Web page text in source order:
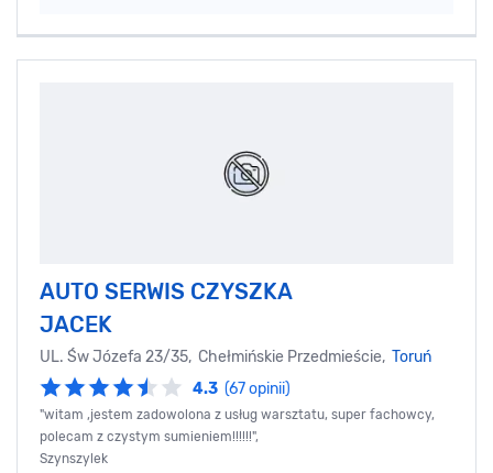
AUTO SERWIS CZYSZKA
JACEK
UL. Św Józefa 23/35, Chełmińskie Przedmieście, Toruń
4.3 (67 opinii)
"witam ,jestem zadowolona z usług warsztatu, super fachowcy,
polecam z czystym sumieniem!!!!!!",
Szynszylek